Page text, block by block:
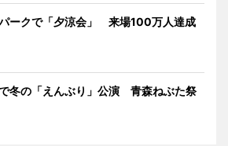
ークで「夕涼会」 来場100万人達成
冬の「えんぶり」公演 青森ねぶた祭